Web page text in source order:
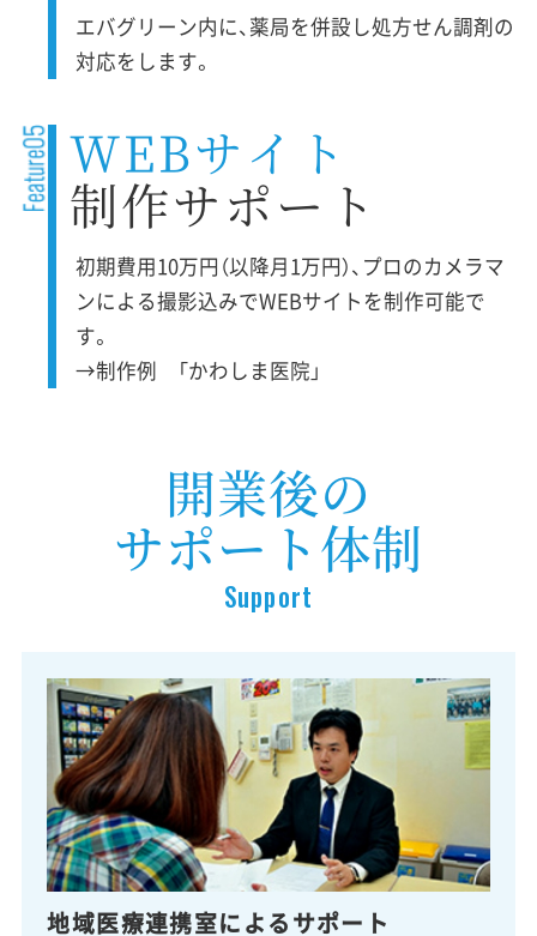
エバグリーン内に、薬局を併設し処方せん調剤の
対応をします。
WEBサイト
制作サポート
初期費用10万円（以降月1万円）、プロのカメラマ
ンによる撮影込みでWEBサイトを制作可能で
す。
→制作例 「かわしま医院」
開業後の
サポート体制
Support
地域医療連携室によるサポート